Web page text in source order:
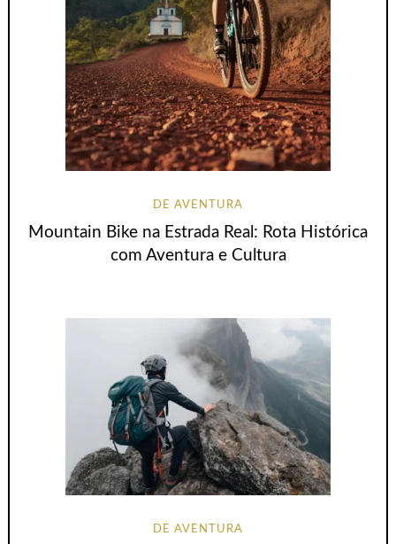
DE AVENTURA
Mountain Bike na Estrada Real: Rota Histórica
com Aventura e Cultura
DE AVENTURA